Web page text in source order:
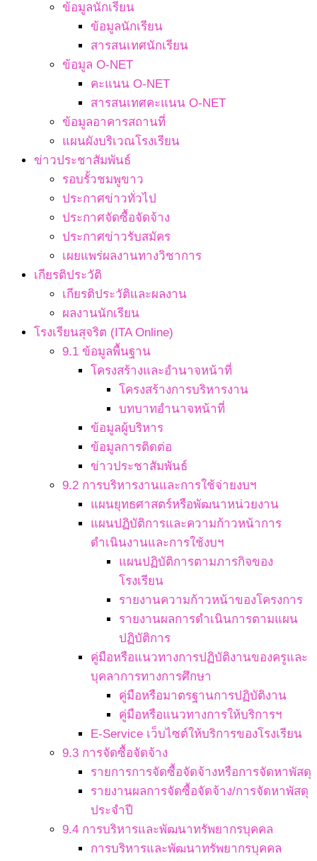
ข้อมูลนักเรียน
ข้อมูลนักเรียน
สารสนเทศนักเรียน
ข้อมูล O-NET
คะแนน O-NET
สารสนเทศคะแนน O-NET
ข้อมูลอาคารสถานที่
แผนผังบริเวณโรงเรียน
ข่าวประชาสัมพันธ์
รอบรั้วชมพูขาว
ประกาศข่าวทั่วไป
ประกาศจัดซื้อจัดจ้าง
ประกาศข่าวรับสมัคร
เผยแพร่ผลงานทางวิชาการ
เกียรติประวัติ
เกียรติประวัติและผลงาน
ผลงานนักเรียน
โรงเรียนสุจริต (ITA Online)
9.1 ข้อมูลพื้นฐาน
โครงสร้างและอำนาจหน้าที่
โครงสร้างการบริหารงาน
บทบาทอำนาจหน้าที่
ข้อมูลผู้บริหาร
ข้อมูลการติดต่อ
ข่าวประชาสัมพันธ์
9.2 การบริหารงานและการใช้จ่ายงบฯ
แผนยุทธศาสตร์หรือพัฒนาหน่วยงาน
แผนปฏิบัติการและความก้าวหน้าการ
ดำเนินงานและการใช้งบฯ
แผนปฏิบัติการตามภารกิจของ
โรงเรียน
รายงานความก้าวหน้าของโครงการ
รายงานผลการดำเนินการตามแผน
ปฏิบัติการ
คู่มือหรือแนวทางการปฏิบัติงานของครูและ
บุคลาการทางการศึกษา
คู่มือหรือมาตรฐานการปฏิบัติงาน
คู่มือหรือแนวทางการให้บริการฯ
E-Service เว็บไซต์ให้บริการของโรงเรียน
9.3 การจัดซื้อจัดจ้าง
รายการการจัดซื้อจัดจ้างหรือการจัดหาพัสดุ
รายงานผลการจัดซื้อจัดจ้าง/การจัดหาพัสดุ
ประจำปี
9.4 การบริหารและพัฒนาทรัพยากรบุคคล
การบริหารและพัฒนาทรัพยากรบุคคล